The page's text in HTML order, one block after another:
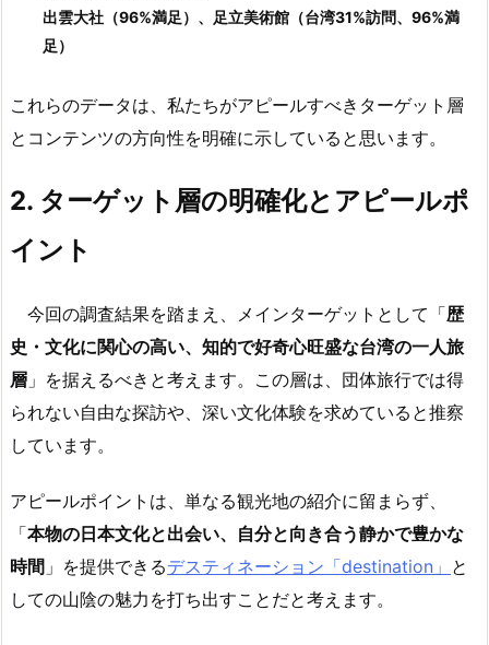
出雲大社（96%満足）、足立美術館（台湾31%訪問、96%満
足）
これらのデータは、私たちがアピールすべきターゲット層
とコンテンツの方向性を明確に示していると思います。
2. ターゲット層の明確化とアピールポ
イント
今回の調査結果を踏まえ、メインターゲットとして「歴
史・文化に関心の高い、知的で好奇心旺盛な台湾の一人旅
層 」を据えるべきと考えます。この層は、団体旅行では得
られない自由な探訪や、深い文化体験を求めていると推察
しています。
アピールポイントは、単なる観光地の紹介に留まらず、
「本物の日本文化と出会い、自分と向き合う静かで豊かな
時間 」を提供できるデスティネーション「destination」 と
しての山陰の魅力を打ち出すことだと考えます。